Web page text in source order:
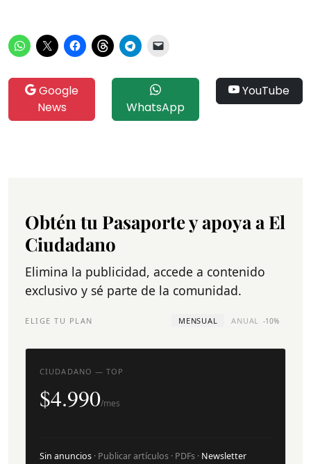
Google
News
WhatsApp
YouTube
Obtén tu Pasaporte y apoya a El
Ciudadano
Elimina la publicidad, accede a contenido
exclusivo y sé parte de la comunidad.
ELIGE TU PLAN MENSUAL ANUAL -10%
CIUDADANO — TOP
$4.990/mes
Sin anuncios · Publicar artículos · PDFs · Newsletter